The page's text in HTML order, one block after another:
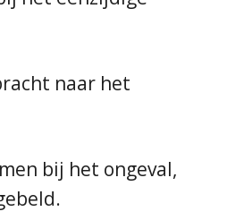
naar het
bij het ongeval,